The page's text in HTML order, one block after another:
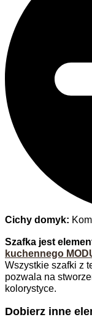
Cichy domyk:
Szafka jest
kuchennego
Wszystkie szafki z
pozwala na
kolorystyce.
Dobierz inne